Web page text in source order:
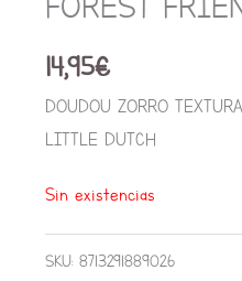
14,95€
DOUDOU ZORRO
LITTLE DUTCH
Sin existencias
SKU: 8713291889026